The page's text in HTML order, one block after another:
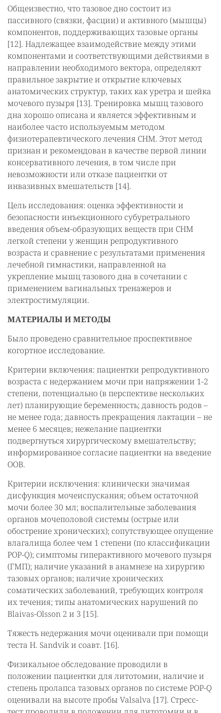
Общеизвестно, что тазовое дно состоит из
пассивного (связки, фасции) и активного (мышцы)
компонентов, поддерживающих тазовые органы
[12]. Надлежащее взаимодействие между этими
компонентами и соответствующими действиями в
направлении необходимого вектора, определяют
правильное закрытие и открытие ключевых
анатомических структур, таких как уретра и шейка
мочевого пузыря [13]. Тренировка мышц тазового
дна хорошо описана и является эффективным и
наиболее часто используемым методом
физиотерапевтического лечения СНМ. Этот метод
признан и рекомендован в качестве первой линии
консервативного лечения, в том числе при
невозможности или отказе пациентки от
инвазивных вмешательств [14].
Цель исследования: оценка эффективности и
безопасности инъекционного субуретрального
введения объем-образующих веществ при СНМ
легкой степени у женщин репродуктивного
возраста и сравнение с результатами применения
лечебной гимнастики, направленной на
укрепление мышц тазового дна в сочетании с
применением вагинальных тренажеров и
электростимуляции.
МАТЕРИАЛЫ И МЕТОДЫ
Было проведено сравнительное проспективное
когортное исследование.
Критерии включения: пациентки репродуктивного
возраста с недержанием мочи при напряжении 1-2
степени, потенциально (в перспективе нескольких
лет) планирующие беременность; давность родов –
не менее года; давность прекращения лактации – не
менее 6 месяцев; нежелание пациентки
подвергнуться хирургическому вмешательству;
информированное согласие пациентки на введение
ООВ.
Критерии исключения: клинически значимая
дисфункция мочеиспускания; объем остаточной
мочи более 30 мл; воспалительные заболевания
органов мочеполовой системы (острые или
обострение хронических); сопутствующее опущение
влагалища более чем 1 степени (по классификации
POP-Q); симптомы гиперактивного мочевого пузыря
(ГМП); наличие указаний в анамнезе на хирургию
тазовых органов; наличие хронических
соматических заболеваний, требующих контроля
их течения; типы анатомических нарушений по
Blaivas-Olsson 2 и 3 [15].
Тяжесть недержания мочи оценивали при помощи
теста Н. Sandvik и соавт. [16].
Физикальное обследование проводили в
положении пациентки для литотомии, наличие и
степень пролапса тазовых органов по системе POP-Q
оценивали на высоте пробы Valsalva [17]. Стресс-